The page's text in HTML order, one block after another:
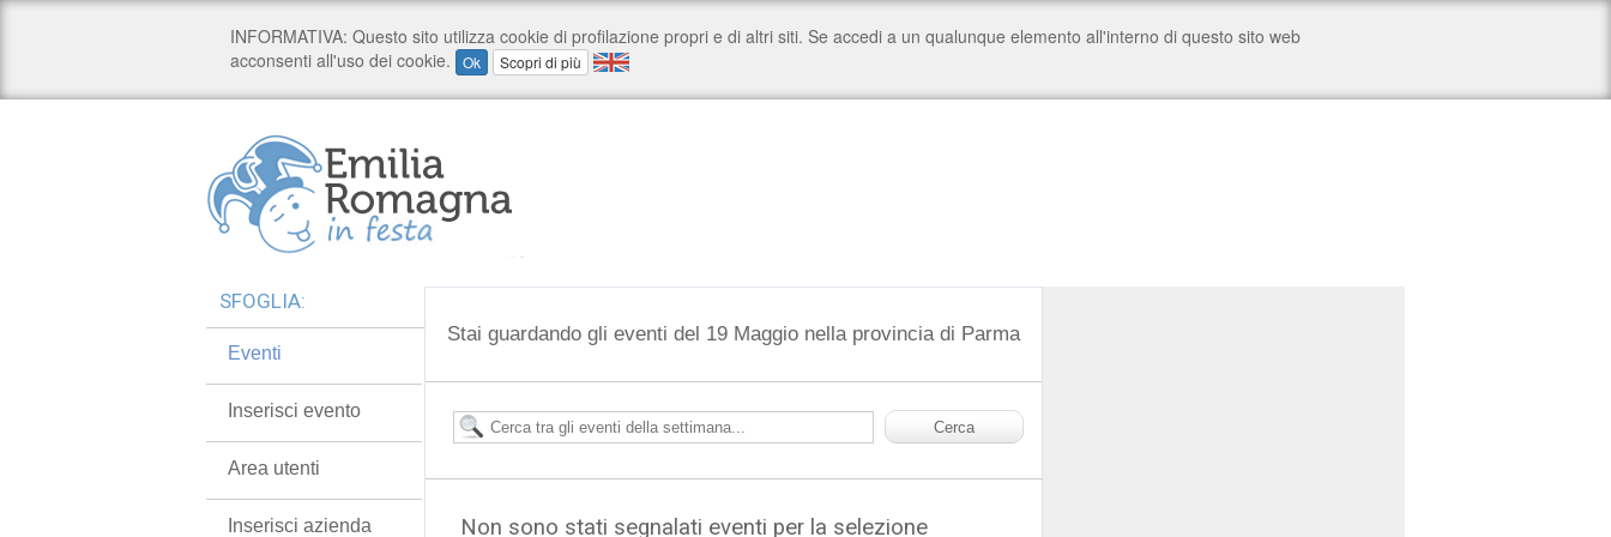
Stai guardando gli eventi del 19 Maggio nella provincia di Parma
Non sono stati segnalati eventi per la selezione
SFOGLIA:
Eventi
Inserisci evento
Area utenti
Inserisci azienda